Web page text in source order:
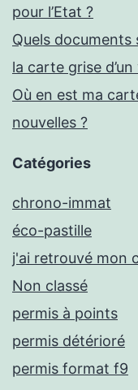
pour l’Etat ?
Quels documents
la carte grise
Où en est ma
nouvelles ?
Catégories
chrono-immat
éco-pastille
j'ai retrouvé mon
Non classé
permis à points
permis détérioré
permis format f9